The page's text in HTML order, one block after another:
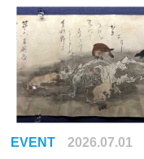
EVENT 2026.07.01